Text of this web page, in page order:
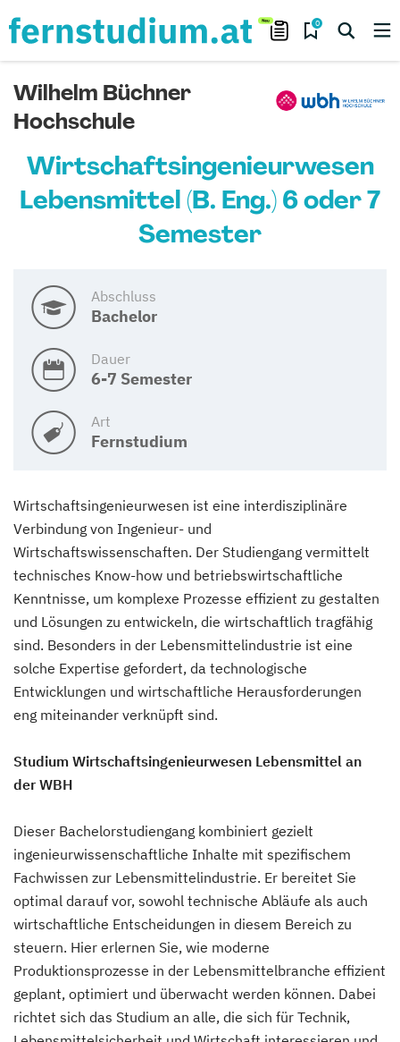
0
Wilhelm Büchner
Hochschule
Wirtschaftsingenieurwesen
Lebensmittel (B. Eng.) 6 oder 7
Semester
Abschluss
Bachelor
Dauer
6-7 Semester
Art
Fernstudium
Wirtschaftsingenieurwesen ist eine interdisziplinäre
Verbindung von Ingenieur- und
Wirtschaftswissenschaften. Der Studiengang vermittelt
technisches Know-how und betriebswirtschaftliche
Kenntnisse, um komplexe Prozesse effizient zu gestalten
und Lösungen zu entwickeln, die wirtschaftlich tragfähig
sind. Besonders in der Lebensmittelindustrie ist eine
solche Expertise gefordert, da technologische
Entwicklungen und wirtschaftliche Herausforderungen
eng miteinander verknüpft sind.
Studium Wirtschaftsingenieurwesen Lebensmittel an
der WBH
Dieser Bachelorstudiengang kombiniert gezielt
ingenieurwissenschaftliche Inhalte mit spezifischem
Fachwissen zur Lebensmittelindustrie. Er bereitet Sie
optimal darauf vor, sowohl technische Abläufe als auch
wirtschaftliche Entscheidungen in diesem Bereich zu
steuern. Hier erlernen Sie, wie moderne
Produktionsprozesse in der Lebensmittelbranche effizient
geplant, optimiert und überwacht werden können. Dabei
richtet sich das Studium an alle, die sich für Technik,